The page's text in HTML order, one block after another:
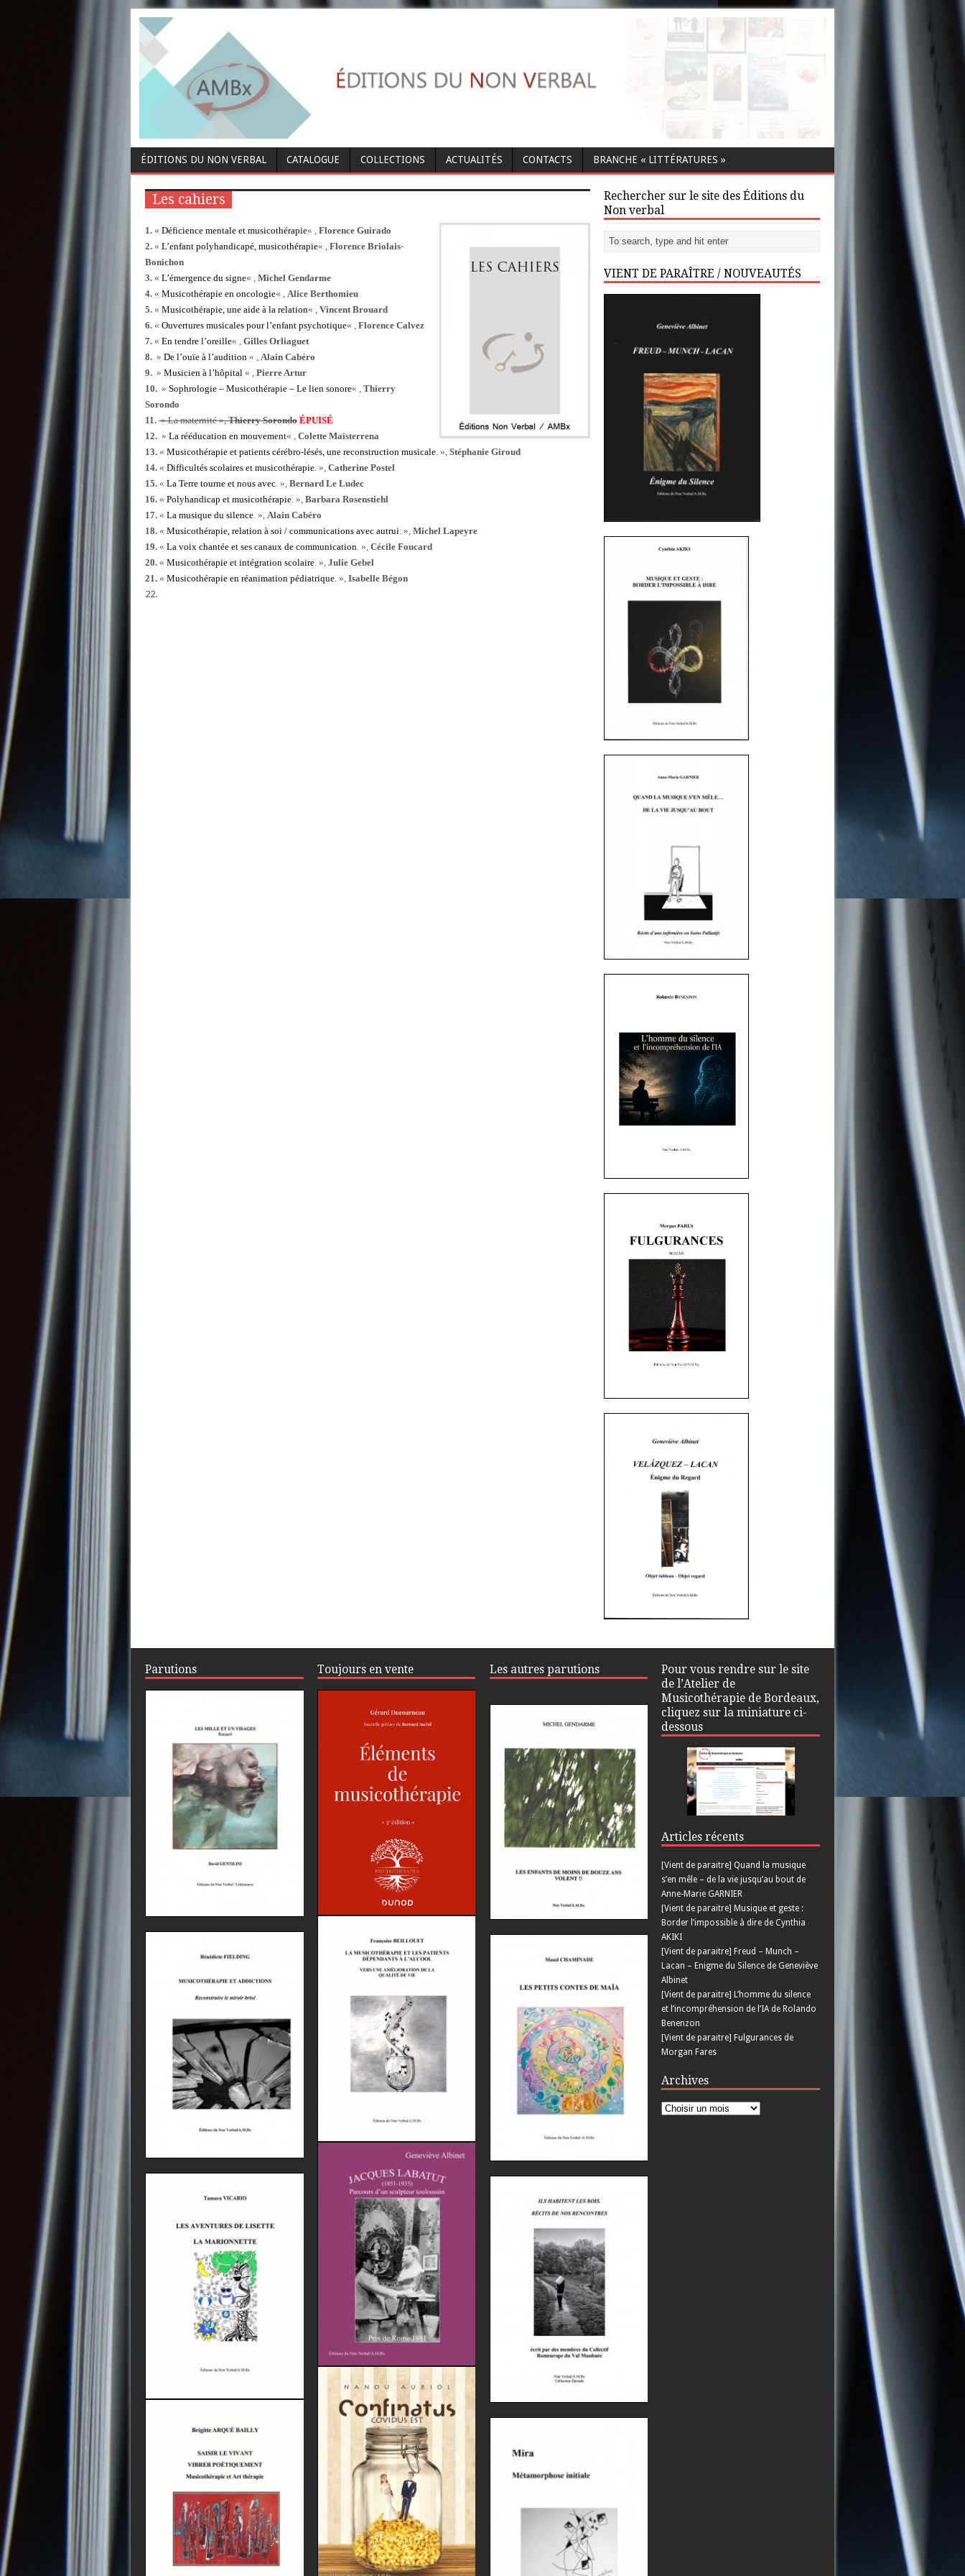
ÉDITIONS DU NON VERBAL CATALOGUE COLLECTIONS ACTUALITÉS CONTACTS BRANCHE « LITTÉRATURES »
Les cahiers
1. « Déficience mentale et musicothérapie« ,
Florence Guirado
2. « L’enfant polyhandicapé, musicothérapie« , Florence Briolais-
Bonichon
3. « L’émergence du signe« ,
Michel Gendarme
4. « Musicothérapie en oncologie« , Alice Berthomieu
5. « Musicothérapie, une aide à la relation« , Vincent Brouard
6. « Ouvertures musicales pour l’enfant psychotique« , Florence Calvez
7. « En tendre l’oreille« , Gilles Orliaguet
8. » De l’ouïe à l’audition « , Alain Cabéro
9. » Musicien à l’hôpital « , Pierre Artur
10. » Sophrologie – Musicothérapie – Le lien sonore« , Thierry
Sorondo
11. » La maternité »,Thierry Sorondo ÉPUISÉ
12. » La rééducation en mouvement« , Colette Maïsterrena
13. « Musicothérapie et patients cérébro-lésés, une reconstruction musicale . », Stéphanie Giroud
14. « Difficultés scolaires et musicothérapie . », Catherine Postel
15. « La Terre tourne et nous avec . », Bernard Le Ludec
16. « Polyhandicap et musicothérapie . », Barbara Rosenstiehl
17. « La musique du silence . », Alain Cabéro
18. « Musicothérapie, relation à soi / communications avec autrui . », Michel Lapeyre
19. « La voix chantée et ses canaux de communication . », Cécile Foucard
20. « Musicothérapie et intégration scolaire . », Julie Gebel
21. « Musicothérapie en réanimation pédiatrique . », Isabelle Bégon
22.
Rechercher sur le site des Éditions du
Non verbal
VIENT DE PARAÎTRE / NOUVEAUTÉS
Parutions Toujours en vente Les autres parutions
Pour vous rendre sur le site
de l’Atelier de
Musicothérapie de Bordeaux,
cliquez sur la miniature ci-
dessous
Articles récents
[Vient de paraitre] Quand la musique
s’en mêle – de la vie jusqu’au bout de
Anne-Marie GARNIER
[Vient de paraitre] Musique et geste :
Border l’impossible à dire de Cynthia
AKIKI
[Vient de paraitre] Freud – Munch –
Lacan – Enigme du Silence de Geneviève
Albinet
[Vient de paraitre] L’homme du silence
et l’incompréhension de l’IA de Rolando
Benenzon
[Vient de paraitre] Fulgurances de
Morgan Fares
Archives